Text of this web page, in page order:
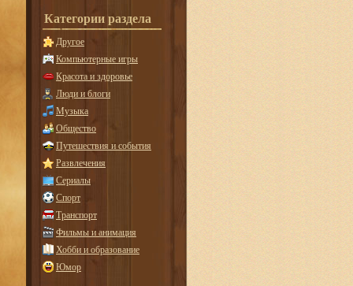
Категории раздела
Другое
Компьютерные игры
Красота и здоровье
Люди и блоги
Музыка
Общество
Путешествия и события
Развлечения
Сериалы
Спорт
Транспорт
Фильмы и анимация
Хобби и образование
Юмор